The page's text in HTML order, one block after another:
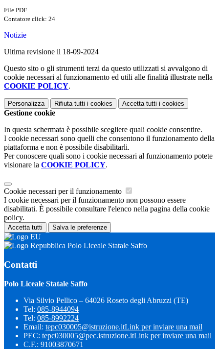
File PDF
Contatore click: 24
Notizie
Ultima revisione il 18-09-2024
Questo sito o gli strumenti terzi da questo utilizzati si avvalgono di
cookie necessari al funzionamento ed utili alle finalità illustrate nella
COOKIE POLICY.
Personalizza Rifiuta tutti i cookies Accetta tutti i cookies
Gestione cookie
In questa schermata è possibile scegliere quali cookie consentire.
I cookie necessari sono quelli che consentono il funzionamento della
piattaforma e non è possibile disabilitarli.
Per conoscere quali sono i cookie necessari al funzionamento potete
visionare la COOKIE POLICY.
Cookie necessari per il funzionamento
I cookie necessari per il funzionamento non possono essere
disabilitati. È possibile consultare l'elenco nella pagina della cookie
policy.
Accetta tutti Salva le preferenze
Polo Liceale Statale Saffo
Contatti
Polo Liceale Statale Saffo
Via Silvio Pellico – 64026 Roseto degli Abruzzi (TE)
Tel: 085-8944094
Tel: 085-8992224
Email: tepc030005@istruzione.itLink per inviare una mail
PEC: tepc030005@pec.istruzione.itLink per inviare una mail
C.F.: 91003870671